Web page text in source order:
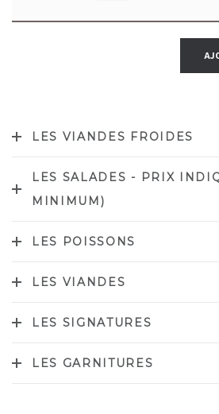
LES VIANDES FROIDES
LES SALADES - PRIX
MINIMUM)
LES POISSONS
LES VIANDES
LES SIGNATURES
LES GARNITURES